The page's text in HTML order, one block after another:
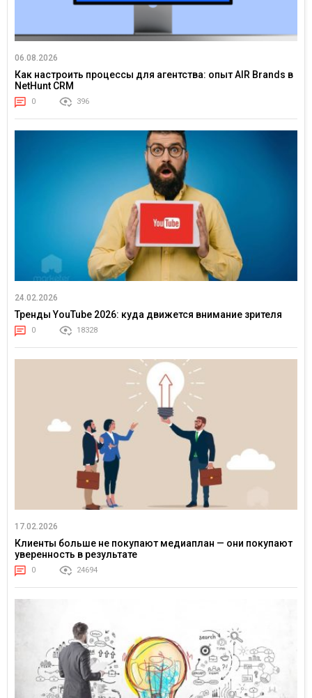
06.08.2026
Как настроить процессы для агентства: опыт AIR Brands в
NetHunt CRM
0 396
24.02.2026
Тренды YouTube 2026: куда движется внимание зрителя
0 18328
17.02.2026
Клиенты больше не покупают медиаплан — они покупают
уверенность в результате
0 24694